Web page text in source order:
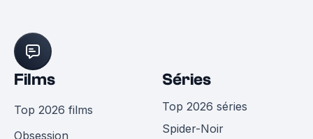
Films
Top 2026 films
Obsession
Séries
Top 2026 séries
Spider-Noir